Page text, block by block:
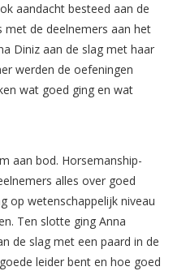
aandacht besteed aan de
met de deelnemers aan het
Diniz aan de slag met haar
werden de oefeningen
wat goed ging en wat
aan bod. Horsemanship-
alles over goed
op wetenschappelijk niveau
Ten slotte ging Anna
de slag met een paard in de
leider bent en hoe goed